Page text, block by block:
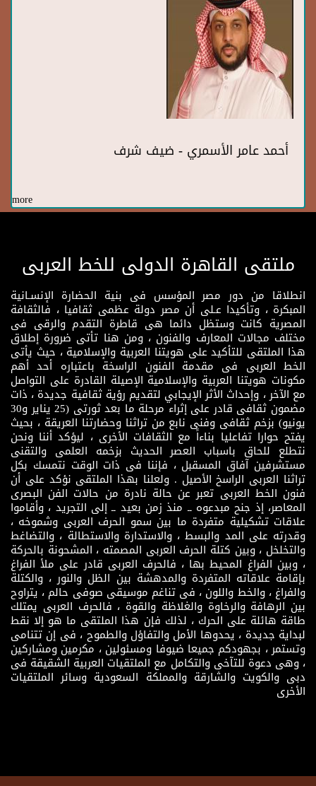
أحمد عامر الأسمري - ضيف شرف
more
ملتقى القاهرة الدولى للخط العربى
انطلاقا من دور مصر المؤسس فى بنية الحضارة الإنسـانية
المبكرة ، وتأكيدا عـلى أن مصر دولة عظمى ثقافيا ، فالثقافة
المصرية كانت وستظل دائما هى قاطرة التقدم والرقى فى
مختلف مجالات المعارف والفنون ، ومن هنا تأتى ضرورة إطلاق
هذا الملتقى للتأكيد على هويتنا العربية والإسلامية ، حيث يأتى
الخط العربى فى مقدمة الفنون الراسخة باعتباره أحد أهم
مكونات هويتنا العربية والإسلامية الإصيلة القادرة على التواصل
مع الآخر ، وإحداث الأثر الإيجابي لتقديم رؤية ثقافية جديدة ، ذات
مضمون ثقافى قادر على إثراء مرحلة ما بعد ثورتى (25 يناير و30
يونيو) بزخم ثقافى وفنى نابع من تراثنا وحضارتنا العريقة ، بحيث
يفتح حوارا تفاعليا بناءاً مع الثقافات الأخرى ، ليؤكد أننا ونحن
نتطلع للحاق باسباب العصر الحديث بزخمه العلمى والتقنى
مستشرفين آفاق المسقبل ، فإننا فى ذات الوقت نتمسك بكل
تراثنا العربى الراسخ الأصيل . ولعلنا بهذا الملتقى نؤكد على أن
فنون الخط العربى تعبر عن حالة نادرة من حالات الفن البصرى
المعاصر، إذ جنح مبدعوه ــ منذ زمن بعيد ــ إلى التجريد ، وأقاموا
علاقات تشكيلية متفردة ما بين سمو الحرف العربى وشموخه ،
وقدرته على المد والبسط ، والاستدارة والاستطالة ، والتضاغط
والتخلخل ، وبين كتلة الحرف العربى المصمته ، المشحونة بالحركة
، وبين الفراغ المحيط بها ، فالحرف العربى قادر على ملأ الفراغ
بإقامة علاقاته المتفردة والمدهشة بين الظل والنور ، والكتلة
والفراغ ، والخط واللون ، فى تناغم موسيقى صوفى حالم ، يتراوح
بين الرهافة والرخاوة والغلاظة والقوة ، فالحرف العربى يمتلك
طاقة هائلة على الحرك ، لذلك فإن هذا الملتقى ما هو إلا نقط
لبداية جديدة ، يحدوها الأمل والتفاؤل والطموح ، فى إن تتنامى
وتستمر ، بجهودكم جميعا ضيوفا ومسئولين ، مكرمين ومشاركين
، وهى دعوة للتآخى والتكامل مع الملتقيات العربية الشقيقة فى
دبى والكويت والشارقة والمملكة السعودية وسائر الملتقيات
الأخرى